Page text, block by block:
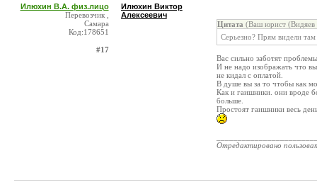
Илюхин В.А. физ.лицо
Перевозчик ,
Самара
Код:178651
#17
Илюхин Виктор
Алексеевич
Цитата (Ваш юрист (Видяев
Серьезно? Прям видели
Вас сильно заботят
И не надо изображать что
не кидал с оплатой.
В душе вы за то чтобы как
Как и гаишники. они вроде
больше.
Простоят гаишники весь
Отредактировано